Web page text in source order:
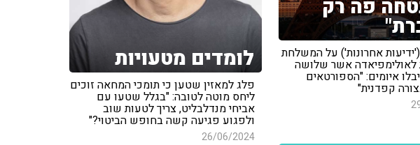
פה רק
אחרונות') על המשלחת
לאולימפיאדה אשר שלושה
איומים: "הספורטאים
קפדנית"
לומדים מטעויות
פלג למאזין שטען כי תומכי המחאה זוכים
ליחס מוטה לטובה: "בגלל שטעו עם
אביחי מנדלבליט, צריך לטעות שוב
ולפגוע פגיעה קשה בחופש הביטוי?"
26/06/2024